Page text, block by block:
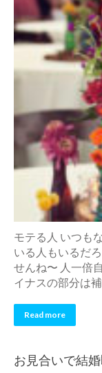
モテる人 いつも
いる人もいるだ
せんね〜 人一倍
イナスの部分は
Read more
お見合いで結